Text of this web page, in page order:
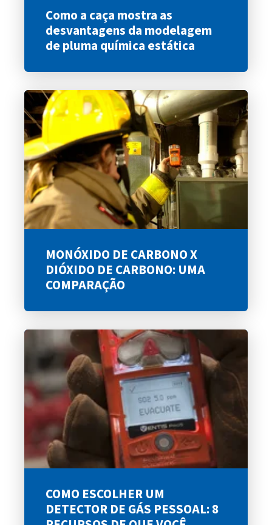
Como a caça mostra as
desvantagens da modelagem
de pluma química estática
MONÓXIDO DE CARBONO X
DIÓXIDO DE CARBONO: UMA
COMPARAÇÃO
COMO ESCOLHER UM
DETECTOR DE GÁS PESSOAL: 8